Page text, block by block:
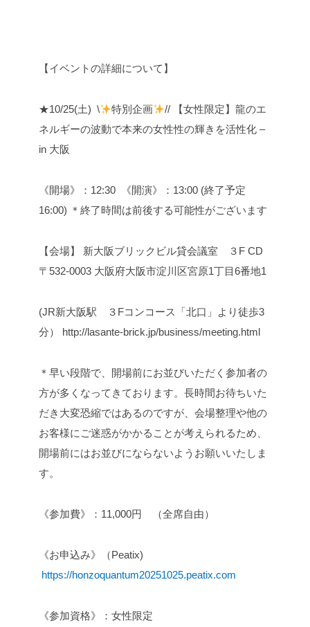
【イベントの詳細について】
★10/25(土) \ 特別企画
// 【女性限定】龍のエ
ネルギーの波動で本来の女性性の輝きを活性化 –
in 大阪
《開場》：12:30 《開演》：13:00 (終了予定
16:00) ＊終了時間は前後する可能性がございます
【会場】 新大阪ブリックビル貸会議室 ３F CD
〒532-0003 大阪府大阪市淀川区宮原1丁目6番地1
(JR新大阪駅 ３Fコンコース「北口」より徒歩3
分）
http://lasante-brick.jp/business/meeting.html
＊早い段階で、開場前にお並びいただく参加者の
方が多くなってきております。長時間お待ちいた
だき大変恐縮ではあるのですが、会場整理や他の
お客様にご迷惑がかかることが考えられるため、
開場前にはお並びにならないようお願いいたしま
す。
《参加費》：11,000円 （全席自由）
《お申込み》（Peatix)
https://honzoquantum20251025.peatix.com
《参加資格》：女性限定